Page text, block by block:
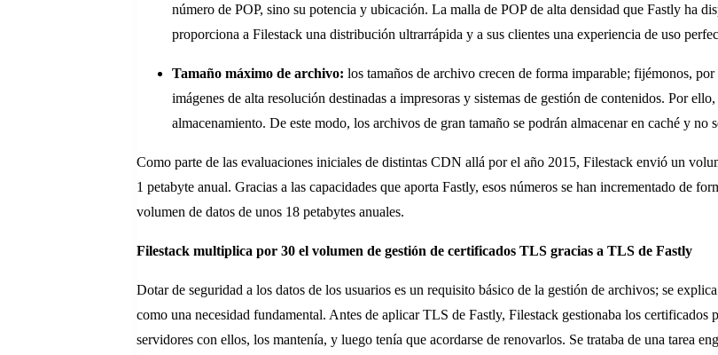
número de POP, sino su potencia y ubicación. La malla de POP de alta densidad que Fastly ha
proporciona a Filestack una distribución ultrarrápida y a sus clientes una experiencia de uso
Tamaño máximo de archivo: los tamaños de archivo crecen de forma imparable; fijémonos,
imágenes de alta resolución destinadas a impresoras y sistemas de gestión de contenidos. Por
almacenamiento. De este modo, los archivos de gran tamaño se podrán almacenar en caché y
Como parte de las evaluaciones iniciales de distintas CDN allá por el año 2015, Filestack envió un
1 petabyte anual. Gracias a las capacidades que aporta Fastly, esos números se han incrementado de
volumen de datos de unos 18 petabytes anuales.
Filestack multiplica por 30 el volumen de gestión de certificados TLS gracias a TLS de Fastly
Dotar de seguridad a los datos de los usuarios es un requisito básico de la gestión de archivos; se
como una necesidad fundamental. Antes de aplicar TLS de Fastly, Filestack gestionaba los certificados
servidores con ellos, los mantenía, y luego tenía que acordarse de renovarlos. Se trataba de una tarea